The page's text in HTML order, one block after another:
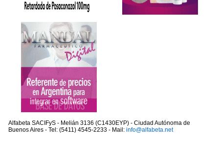
Alfabeta SACIFyS - Melián 3136 (C1430EYP) - Ciudad Autónoma de
Buenos Aires - Tel: (5411) 4545-2233 - Mail: info@alfabeta.net